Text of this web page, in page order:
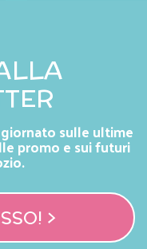
sulle ultime
promo e sui futuri
>